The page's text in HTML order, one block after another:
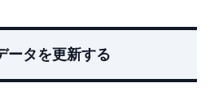
ータを更新する